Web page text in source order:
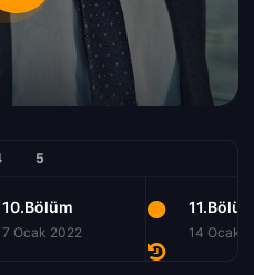
5
10.Bölüm
7 Ocak 2022 14 Ocak